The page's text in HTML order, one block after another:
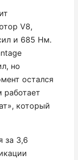
V8,
и 685 Нм.
но
остался
работает
который
за 3,6